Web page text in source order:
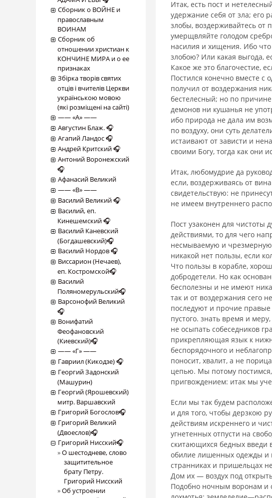
Итак, есть пост и
удержание себя от зла; его
злобы, воздерживайтесь от
умерщвляйте голодом
насилия и хищения. Ибо
злобою? Или какая выгода,
Какое же это благочестие,
Постился конечно вместе с
полу­чил от воздержания
бестелесный; но по
демонов ни кушанья не
ибо природа не дала им
по воздуху, они суть
истаивают от зависти и
своими Богу, тогда как они
Итак, любомудрие да
если, воздерживаясь от
свидетельствую: не
не имеем внутреннего
Пост узаконен для чистоты
действиями, то для чего
несмываемую и чрезмерную
никакой нет пользы, если
Что пользы в корабле,
добродетели. Но как
бесполезны и не имеют
так и от воздержания сего
последуют и прочие правые
пустого. знать время и
не осыпать собеседников
прикрепляющая язык к
беспорядочного и
поносит, хвалит, а не
цепью. Мы потому
пригвождением: итак мы
Если мы так будем
и для того, чтобы дерзкою
действиям искреннего и
угнетенных отпусти на
скитающихся бедных введи
обилие лишенных одежды и
странниках и пришельцах
Дом их — воздух под
Подобно ночным воронам и
Сборник о ВОЙНЕ и
православным
ВОИНАМ
Сборник об
отношении христиан к
КОНЧИНЕ МИРА и о ее
признаках
Збірка творів святих
отців і вчителів Церкви
українською мовою
(які розміщені на сайті)
―― «А» ――
Августин Блаж. 🎧
Агапий Ландос 🎧
Андрей Критский 🎧
Антоний Воронежский
🎧
Афанасий Великий
―― «В» ――
Василий Великий 🎧
Василий, еп.
Кинешемский 🎧
Василий Каневский
(Богдашевский)🎧
Василий Нордов 🎧
Виссарион (Нечаев),
еп. Костромской🎧
Василий
Поляномерульский🎧
Варсонофий Великий
🎧
Вонифатий
Феофановский
(Киевский)🎧
―― «Г» ――
Гавриил (Кикодзе) 🎧
Георгий Задонский
(Машурин)
Георгий (Ярошевский)
митр. Варшавский
Григорий Богослов🎧
Григорий Великий
(Двоеслов)🎧
Григорий Нисский🎧
О шестодневе, слово
защитительное
брату Петру.
Григорий Нисский
Об устроении